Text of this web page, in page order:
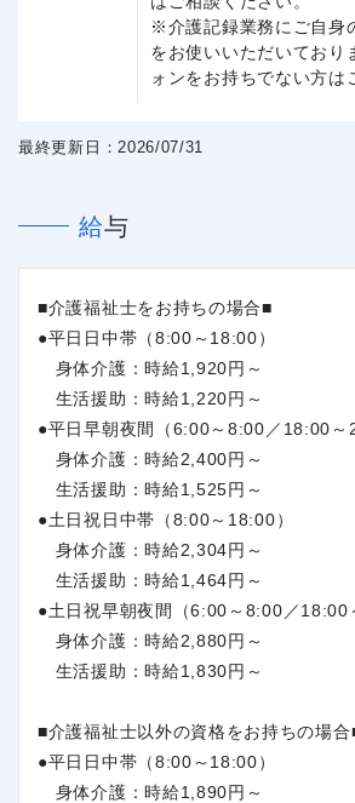
※介護記録業務にご自身
をお使いいただいており
ォンをお持ちでない方は
最終更新日：2026/07/31
給与
■介護福祉士をお持ちの場合■
●平日日中帯（8:00～18:00）
身体介護：時給1,920円～
生活援助：時給1,220円～
●平日早朝夜間（6:00～8:00／18:00～
身体介護：時給2,400円～
生活援助：時給1,525円～
●土日祝日中帯（8:00～18:00）
身体介護：時給2,304円～
生活援助：時給1,464円～
●土日祝早朝夜間（6:00～8:00／18:00
身体介護：時給2,880円～
生活援助：時給1,830円～
■介護福祉士以外の資格をお持ちの場合
●平日日中帯（8:00～18:00）
身体介護：時給1,890円～